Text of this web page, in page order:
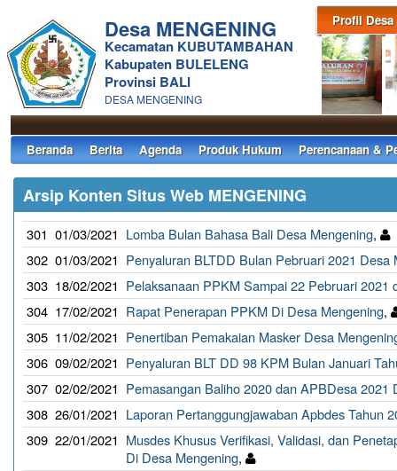
Profil Desa
Desa MENGENING
Kecamatan KUBUTAMBAHAN
Kabupaten BULELENG
Provinsi BALI
DESA MENGENING
Beranda Berita Agenda Produk Hukum Perencanaan &
Arsip Konten Situs Web MENGENING
301 01/03/2021 Lomba Bulan Bahasa Bali Desa Mengening,
302 01/03/2021 Penyaluran BLTDD Bulan Pebruari 2021 Desa
303 18/02/2021 Pelaksanaan PPKM Sampai 22 Pebruari 2021
304 17/02/2021 Rapat Penerapan PPKM Di Desa Mengening,
305 11/02/2021 Penertiban Pemakaian Masker Desa
306 09/02/2021 Penyaluran BLT DD 98 KPM Bulan Januari
307 02/02/2021 Pemasangan Baliho 2020 dan APBDesa 2021
308 26/01/2021 Laporan Pertanggungjawaban Apbdes Tahun
309 22/01/2021 Musdes Khusus Verifikasi, Validasi, dan
Di Desa Mengening,